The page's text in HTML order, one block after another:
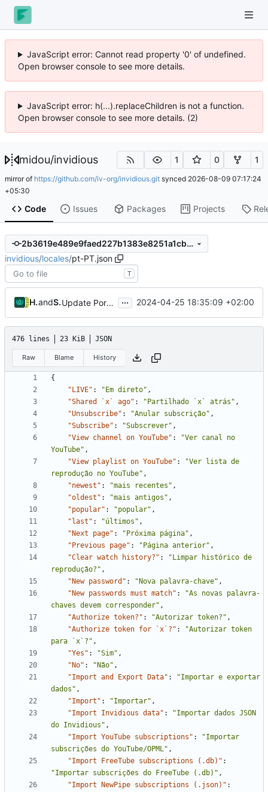
JavaScript error: Cannot read property '0' of undefined.
Open browser console to see more details.
JavaScript error: h(...).replaceChildren is not a function.
Open browser console to see more details. (2)
midou/invidious 1 0 1
mirror of https://github.com/iv-org/invidious.git synced 2026-08-09 07:17:24
+05:30
Code Issues Packages Projects
2b3619e489e9faed227b1383e8251a1cb532a5ca
invidious/locales/pt-PT.json
T
Hosted Weblateand Samantaz Fox Update Portuguese (Portugal) translation ... 2024-04-25 18:35:09 +02:00
476 lines 23 KiB JSON
Raw Blame History
{
"LIVE" : "Em direto" ,
"Shared `x` ago" : "Partilhado `x` atrás" ,
"Unsubscribe" : "Anular subscrição" ,
"Subscribe" : "Subscrever" ,
"View channel on YouTube" :
"Ver canal no
YouTube" ,
"View playlist on YouTube" :
"Ver lista de
reprodução no YouTube" ,
"newest" : "mais recentes" ,
"oldest" : "mais antigos" ,
"popular" : "popular" ,
"last" : "últimos" ,
"Next page" : "Próxima página" ,
"Previous page" : "Página anterior" ,
"Clear watch history?" :
"Limpar histórico de
reprodução?" ,
"New password" : "Nova palavra-chave" ,
"New passwords must match" :
"As novas palavra-
chaves devem corresponder" ,
"Authorize token?" : "Autorizar token?" ,
"Authorize token for `x`?" :
"Autorizar token
para `x`?" ,
"Yes" : "Sim" ,
"No" : "Não" ,
"Import and Export Data" :
"Importar e exportar
dados" ,
"Import" : "Importar" ,
"Import Invidious data" :
"Importar dados JSON
do Invidious" ,
"Import YouTube subscriptions" :
"Importar
subscrições do YouTube/OPML" ,
"Import FreeTube subscriptions (.db)" :
"Importar subscrições do FreeTube (.db)" ,
"Import NewPipe subscriptions (.json)" :